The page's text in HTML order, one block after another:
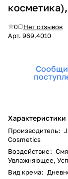
0
Нет отзывов
Арт. 969.4010
Характеристики
Производитель:
Cosmetics
Воздействие:
Увлажняющее,
Вид крема: